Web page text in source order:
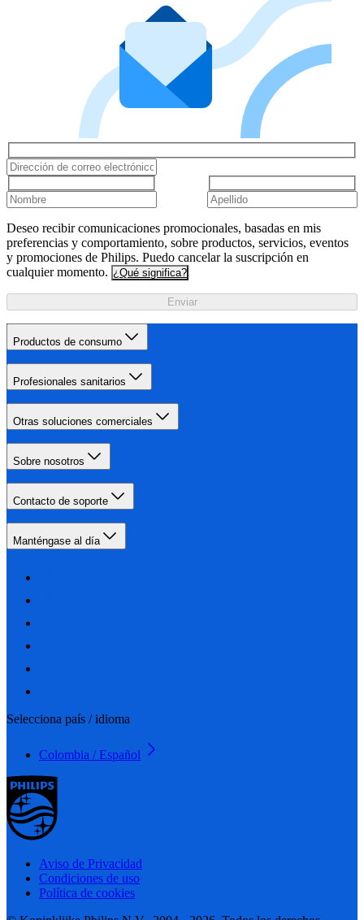
Deseo recibir comunicaciones promocionales, basadas en mis
preferencias y comportamiento, sobre productos, servicios, eventos
y promociones de Philips. Puedo cancelar la suscripción en
cualquier momento. ¿Qué significa?
Enviar
Productos de consumo
Profesionales sanitarios
Otras soluciones comerciales
Sobre nosotros
Contacto de soporte
Manténgase al día
Selecciona país / idioma
Colombia / Español
Aviso de Privacidad
Condiciones de uso
Política de cookies